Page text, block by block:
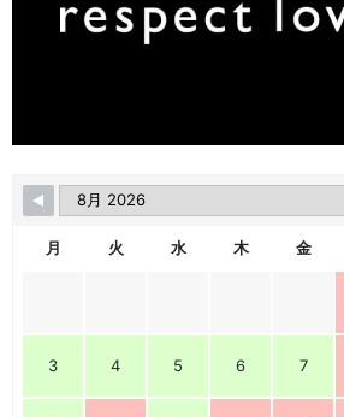
月 火 水 木 金
3 4 5 6 7